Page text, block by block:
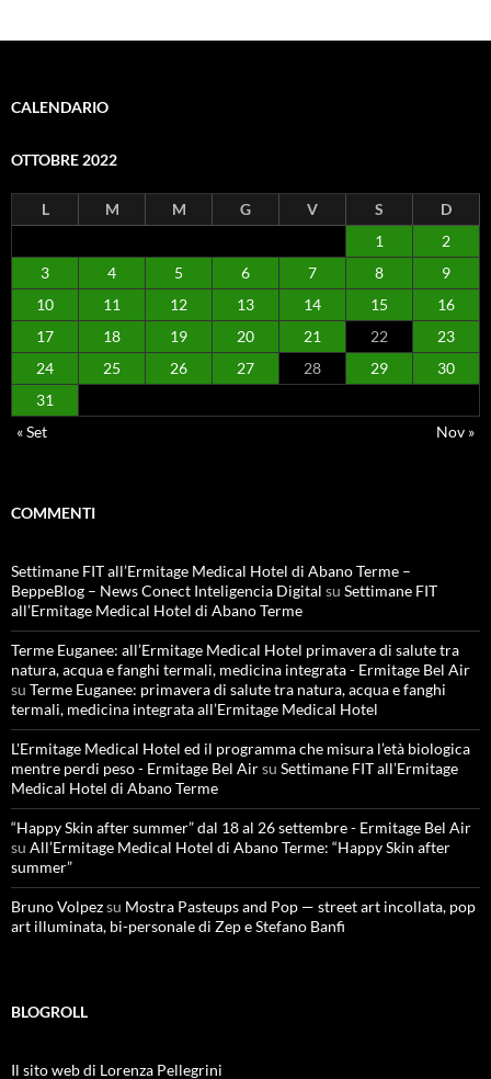
CALENDARIO
OTTOBRE 2022
L M M G V S
D
1
2
3
4 5 6 7 8
9
10
11 12 13 14 15
16
17
18 19 20 21 22
23
24
25 26 27 28 29
30
31
« Set
Nov »
COMMENTI
Settimane FIT all’Ermitage Medical Hotel di Abano Terme –
BeppeBlog – News Conect Inteligencia Digital su Settimane FIT
all’Ermitage Medical Hotel di Abano Terme
Terme Euganee: all’Ermitage Medical Hotel primavera di salute tra
natura, acqua e fanghi termali, medicina integrata - Ermitage Bel Air
su Terme Euganee: primavera di salute tra natura, acqua e fanghi
termali, medicina integrata all’Ermitage Medical Hotel
L'Ermitage Medical Hotel ed il programma che misura l’età biologica
mentre perdi peso - Ermitage Bel Airsu Settimane FIT all’Ermitage
Medical Hotel di Abano Terme
“Happy Skin after summer” dal 18 al 26 settembre - Ermitage Bel Air
su All’Ermitage Medical Hotel di Abano Terme: “Happy Skin after
summer”
Bruno Volpezsu Mostra Pasteups and Pop — street art incollata, pop
art illuminata, bi-personale di Zep e Stefano Banfi
BLOGROLL
Il sito web di Lorenza Pellegrini